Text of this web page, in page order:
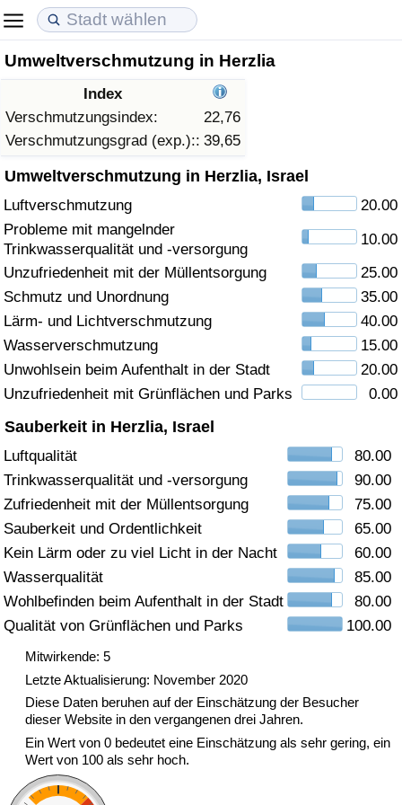
Umweltverschmutzung in Herzlia
Index
Verschmutzungsindex:
22,76
Verschmutzungsgrad (exp.):: 39,65
Umweltverschmutzung in Herzlia, Israel
Luftverschmutzung
20.00
Probleme mit mangelnder
Trinkwasserqualität und -versorgung
10.00
Unzufriedenheit mit der Müllentsorgung
25.00
Schmutz und Unordnung
35.00
Lärm- und Lichtverschmutzung
40.00
Wasserverschmutzung
15.00
Unwohlsein beim Aufenthalt in der Stadt
20.00
Unzufriedenheit mit Grünflächen und Parks
0.00
Sauberkeit in Herzlia, Israel
Luftqualität
80.00
Trinkwasserqualität und -versorgung
90.00
Zufriedenheit mit der Müllentsorgung
75.00
Sauberkeit und Ordentlichkeit
65.00
Kein Lärm oder zu viel Licht in der Nacht
60.00
Wasserqualität
85.00
Wohlbefinden beim Aufenthalt in der Stadt
80.00
Qualität von Grünflächen und Parks
100.00
Mitwirkende: 5
Letzte Aktualisierung: November 2020
Diese Daten beruhen auf der Einschätzung der Besucher
dieser Website in den vergangenen drei Jahren.
Ein Wert von 0 bedeutet eine Einschätzung als sehr gering, ein
Wert von 100 als sehr hoch.
Lebenshaltungskosten
Lebenshaltungskosten-Index (aktuell)
Lebenshaltungskosten-Index
Lebenshaltungskosten-Index nach Land
in Akaba
Immobilienpreise
Immobilienpreis-Index (aktuell)
Immobilienpreis-Index
Immobilienpreis-Index nach Land
Lebensqualität
Lebensqualität-Index
Lebensqualität-Index (aktuell)
Lebensqualitätsindex nach Land
Kriminalität
Kriminalitäts-Index (aktuell)
Kriminalitäts-Index
Kriminalitätsindex nach Land
Gesundheitsversorgung
Gesundheitsversorgungs-Index (aktuell)
Gesundheitsversorgungs-Index
Gesundheitsversorgungs-Index nach Land
Umweltverschmutzung
Umweltverschmutzungs-Index (aktuell)
Verschmutzungsindex
Umweltverschmutzungs-Index nach Land
Verkehr